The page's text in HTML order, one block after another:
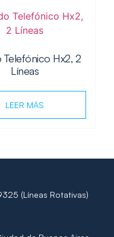
Telefónico Hx2, 2
Líneas
LEER MÁS
(Líneas Rotativas)